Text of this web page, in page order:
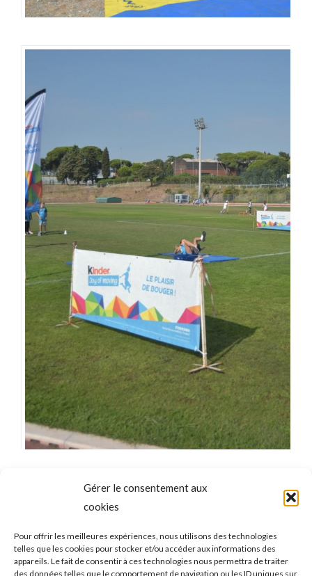
Gérer le consentement aux
cookies
Pour offrir les meilleures expériences, nous utilisons des technologies
telles que les cookies pour stocker et/ou accéder aux informations des
appareils. Le fait de consentir à ces technologies nous permettra de traiter
des données telles que le comportement de navigation ou les ID uniques sur
Catégorie
NAVIGATION